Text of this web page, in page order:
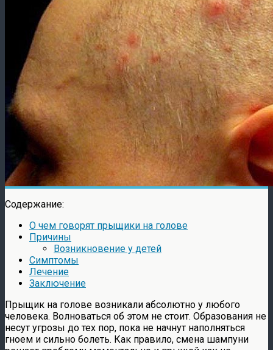
Содержание:
О чем говорят прыщики на голове
Причины
Возникновение у детей
Симптомы
Лечение
Заключение
Прыщик на голове возникали абсолютно у любого
человека. Волноваться об этом не стоит. Образования не
несут угрозы до тех пор, пока не начнут наполняться
гноем и сильно болеть. Как правило, смена шампуни